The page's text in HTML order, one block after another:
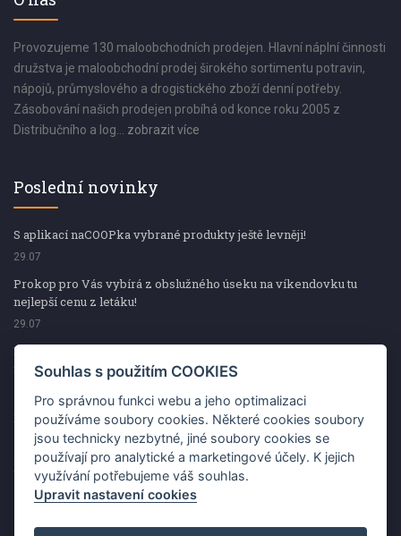
Provozujeme 130 maloobchodních prodejen. Hlavní náplní činnosti
družstva je maloobchodní prodej širokého sortimentu potravin,
nápojů, průmyslového a drogistického zboží denní potřeby.
Zásobování našich prodejen probíhá od konce roku 2005 z
Distribučního a log... zobrazit více
Poslední novinky
S aplikací naCOOPka vybrané produkty ještě levněji!
29.07
Prokop pro Vás vybírá z obslužného úseku na víkendovku tu
nejlepší cenu z letáku!
29.07
Prokop pro Vás vybírá z obslužného úseku na víkendovku tu
nejlepší cenu z letáku!
Kup špekáčky od Váhaly a vyhraj s naCOOPkou sekerku Fiskars
29.07
Prokop pro Vás vybírá na víkendovku ty nejlepší ceny z letáku!
29.07
Souhlas s použitím COOKIES
Pro správnou funkci webu a jeho optimalizaci
používáme soubory cookies. Některé cookies soubory
jsou technicky nezbytné, jiné soubory cookies se
používají pro analytické a marketingové účely. K jejich
využívání potřebujeme váš souhlas.
Upravit nastavení cookies